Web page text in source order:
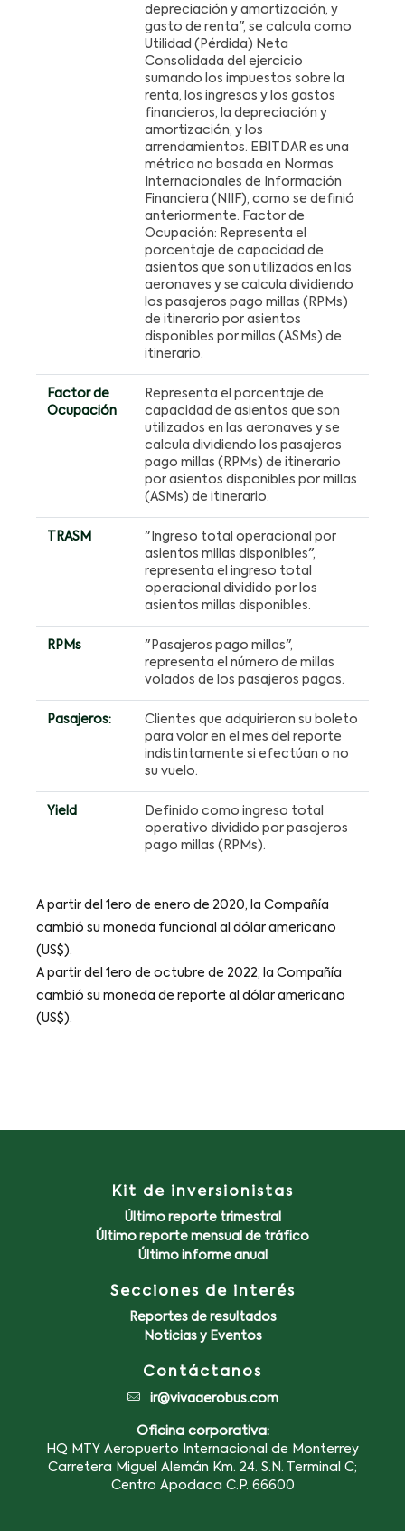
depreciación y amortización, y
gasto de renta", se calcula como
Utilidad (Pérdida) Neta
Consolidada del ejercicio
sumando los impuestos sobre la
renta, los ingresos y los gastos
financieros, la depreciación y
amortización, y los
arrendamientos. EBITDAR es una
métrica no basada en Normas
Internacionales de Información
Financiera (NIIF), como se definió
anteriormente. Factor de
Ocupación: Representa el
porcentaje de capacidad de
asientos que son utilizados en las
aeronaves y se calcula dividiendo
los pasajeros pago millas (RPMs)
de itinerario por asientos
disponibles por millas (ASMs) de
itinerario.
Factor de
Ocupación
Representa el porcentaje de
capacidad de asientos que son
utilizados en las aeronaves y se
calcula dividiendo los pasajeros
pago millas (RPMs) de itinerario
por asientos disponibles por millas
(ASMs) de itinerario.
TRASM
"Ingreso total operacional por
asientos millas disponibles",
representa el ingreso total
operacional dividido por los
asientos millas disponibles.
RPMs
"Pasajeros pago millas",
representa el número de millas
volados de los pasajeros pagos.
Pasajeros:
Clientes que adquirieron su boleto
para volar en el mes del reporte
indistintamente si efectúan o no
su vuelo.
Yield
Definido como ingreso total
operativo dividido por pasajeros
pago millas (RPMs).
A partir del 1ero de enero de 2020, la Compañía
cambió su moneda funcional al dólar americano
(US$).
A partir del 1ero de octubre de 2022, la Compañía
cambió su moneda de reporte al dólar americano
(US$).
Kit de inversionistas
Último reporte trimestral
Último reporte mensual de tráfico
Último informe anual
Secciones de interés
Reportes de resultados
Noticias y Eventos
Contáctanos
ir@vivaaerobus.com
Oficina corporativa:
HQ MTY Aeropuerto Internacional de Monterrey
Carretera Miguel Alemán Km. 24. S.N. Terminal C;
Centro Apodaca C.P. 66600